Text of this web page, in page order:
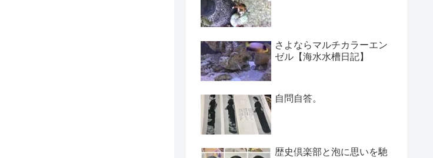
さよならマルチカラーエン
ゼル【海水水槽日記】
自問自答。
歴史倶楽部と泡に思いを馳